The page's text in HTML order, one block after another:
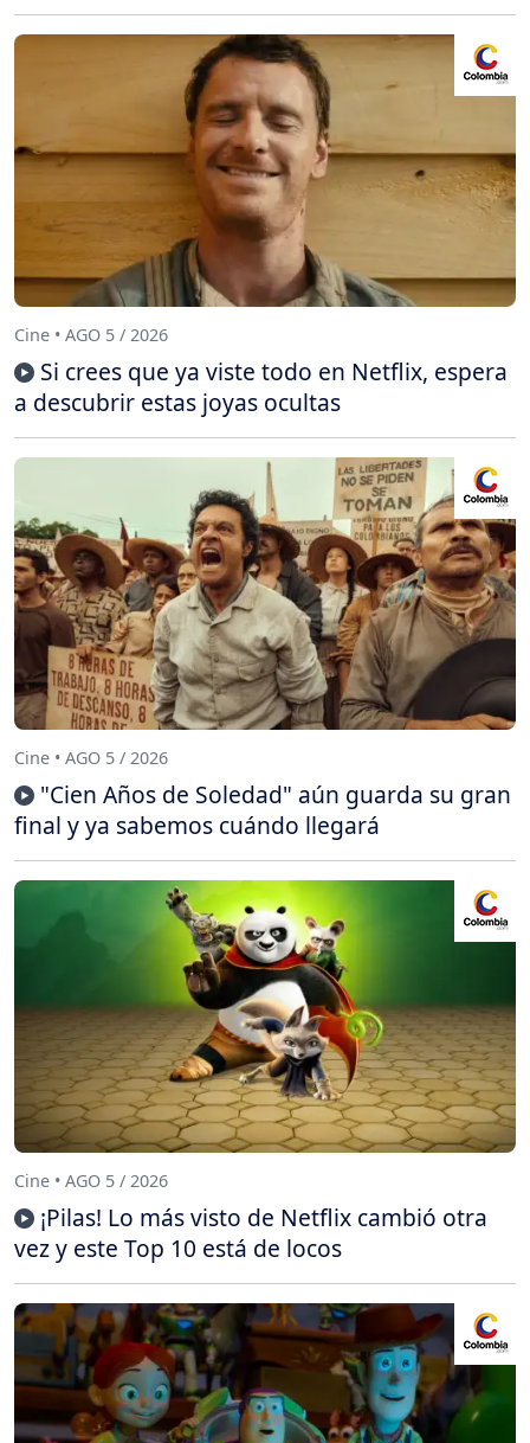
Cine • AGO 5 / 2026
Si crees que ya viste todo en Netflix, espera
a descubrir estas joyas ocultas
Cine • AGO 5 / 2026
"Cien Años de Soledad" aún guarda su gran
final y ya sabemos cuándo llegará
Cine • AGO 5 / 2026
¡Pilas! Lo más visto de Netflix cambió otra
vez y este Top 10 está de locos